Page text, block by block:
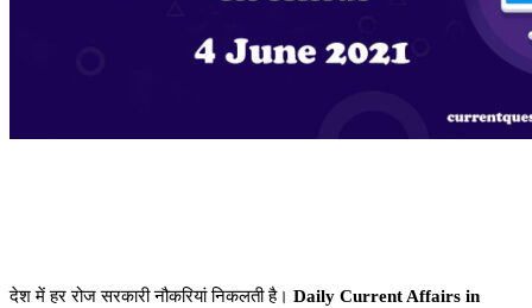
देश में हर रोज सरकारी नौकरियां निकलती है। Daily Current Affairs in